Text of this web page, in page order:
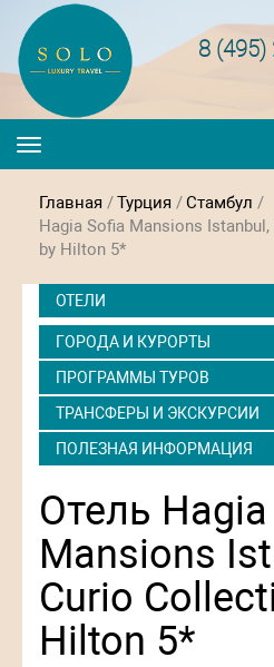
8 (495)
Toggle
navigation
Главная /Турция /Стамбул /
Hagia Sofia Mansions
by Hilton 5*
ОТЕЛИ
ГОРОДА И КУРОРТЫ
ПРОГРАММЫ ТУРОВ
ТРАНСФЕРЫ И ЭКСКУРСИИ
ПОЛЕЗНАЯ ИНФОРМАЦИЯ
Отель
Mansions
Curio
Hilton 5*